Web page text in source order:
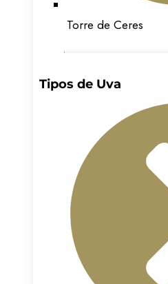
Torre de Ceres
Tipos de Uva